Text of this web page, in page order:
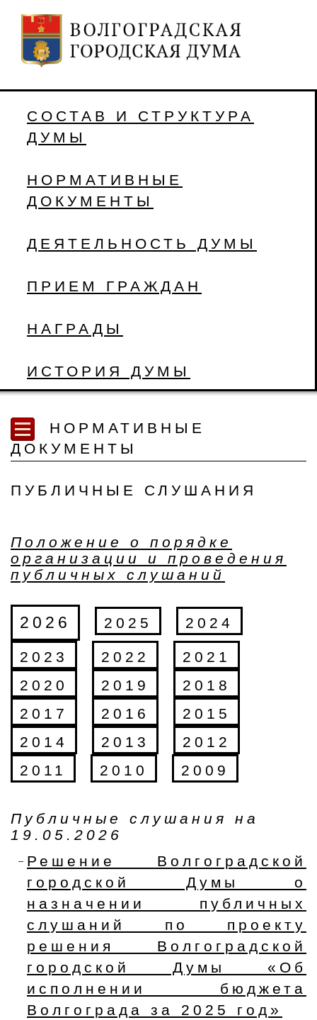
СОСТАВ И СТРУКТУРА
ДУМЫ
НОРМАТИВНЫЕ
ДОКУМЕНТЫ
ДЕЯТЕЛЬНОСТЬ ДУМЫ
ПРИЕМ ГРАЖДАН
НАГРАДЫ
ИСТОРИЯ ДУМЫ
НОРМАТИВНЫЕ
ДОКУМЕНТЫ
ПУБЛИЧНЫЕ СЛУШАНИЯ
Положение о порядке
организации и проведения
публичных слушаний
2026 2025
2024
2023
2022
2021
2020
2019
2018
2017
2016
2015
2014
2013
2012
2011
2010 2009
Публичные слушания на
19.05.2026
Решение Волгоградской
городской Думы о
назначении публичных
слушаний по проекту
решения Волгоградской
городской Думы «Об
исполнении бюджета
Волгограда за 2025 год»